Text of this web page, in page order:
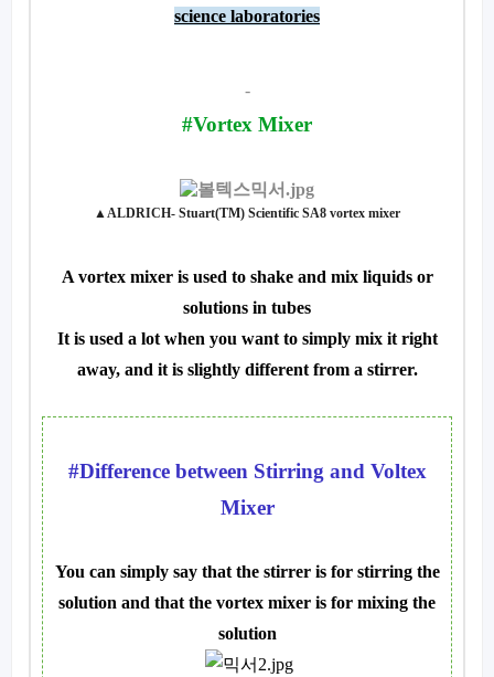
science laboratories
-
#Vortex Mixer
▲ALDRICH- Stuart(TM) Scientific SA8 vortex mixer
A vortex mixer is used to shake and mix liquids or
solutions in tubes
It is used a lot when you want to simply mix it right
away, and it is slightly different from a stirrer.
#Difference between Stirring and Voltex
Mixer
You can simply say that the stirrer is for stirring the
solution and that the vortex mixer is for mixing the
solution